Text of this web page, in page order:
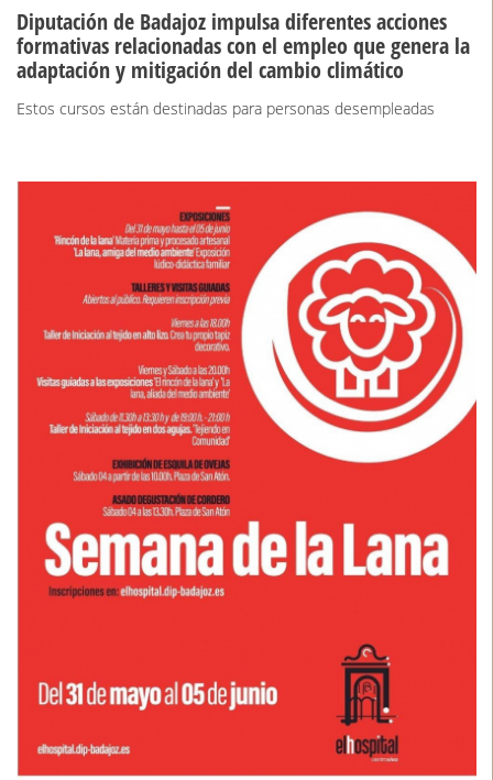
Diputación de Badajoz impulsa diferentes acciones
formativas relacionadas con el empleo que genera la
adaptación y mitigación del cambio climático
Estos cursos están destinadas para personas desempleadas